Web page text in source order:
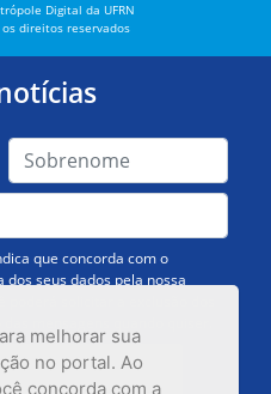
melhorar sua
no portal. Ao
concorda com a
Digital da UFRN
direitos reservados
que concorda com o
seus dados pela nossa